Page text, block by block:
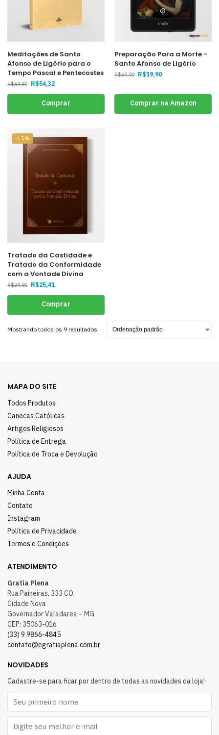
Meditações de Santo
Afonso de Ligório para o
Tempo Pascal e Pentecostes
R$67,90 R$54,32
Comprar
Preparação Para a Morte –
Santo Afonso de Ligório
R$69,90 R$19,90
Comprar na Amazon
-15%
Tratado da Castidade e
Tratado da Conformidade
com a Vontade Divina
R$29,90 R$25,41
Comprar
Mostrando todos os 9 resultados
MAPA DO SITE
Todos Produtos
Canecas Católicas
Artigos Religiosos
Política de Entrega
Política de Troca e Devolução
AJUDA
Minha Conta
Contato
Instagram
Política de Privacidade
Termos e Condições
ATENDIMENTO
Gratia Plena
Rua Paineiras, 333 CO.
Cidade Nova
Governador Valadares – MG
CEP: 35063-016
(33) 9 9866-4845
contato@egratiaplena.com.br
NOVIDADES
Cadastre-se para ficar por dentro de todas as novidades da loja!